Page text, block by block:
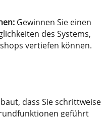
Gewinnen Sie einen
des Systems,
vertiefen können.
dass Sie schrittweise
geführt